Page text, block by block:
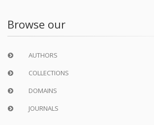
Browse our
AUTHORS
COLLECTIONS
DOMAINS
JOURNALS